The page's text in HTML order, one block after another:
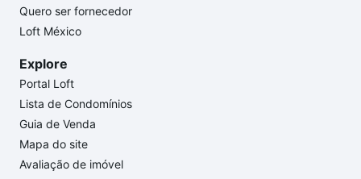
Quero ser fornecedor
Loft México
Explore
Portal Loft
Lista de Condomínios
Guia de Venda
Mapa do site
Avaliação de imóvel